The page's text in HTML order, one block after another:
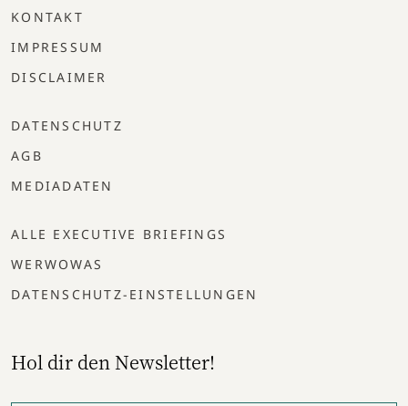
KONTAKT
IMPRESSUM
DISCLAIMER
DATENSCHUTZ
AGB
MEDIADATEN
ALLE EXECUTIVE BRIEFINGS
WERWOWAS
DATENSCHUTZ-EINSTELLUNGEN
Hol dir den Newsletter!